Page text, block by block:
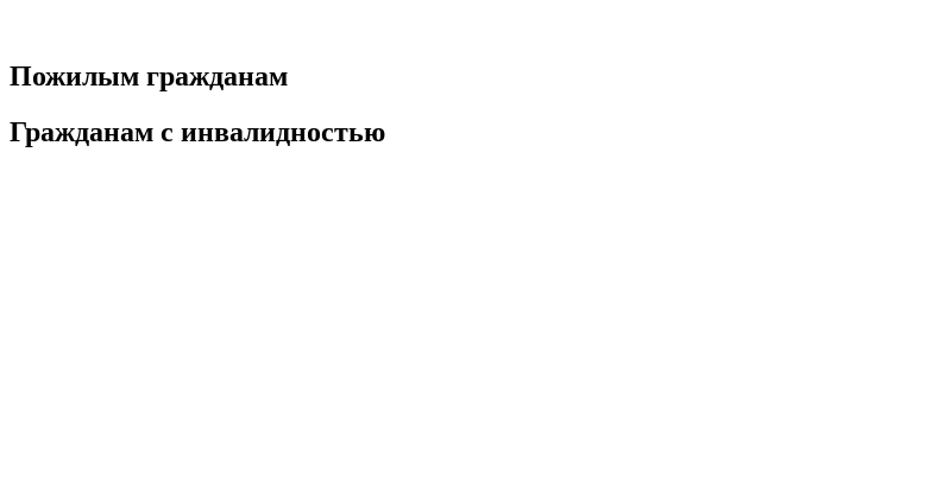
Пожилым гражданам
Гражданам с инвалидностью